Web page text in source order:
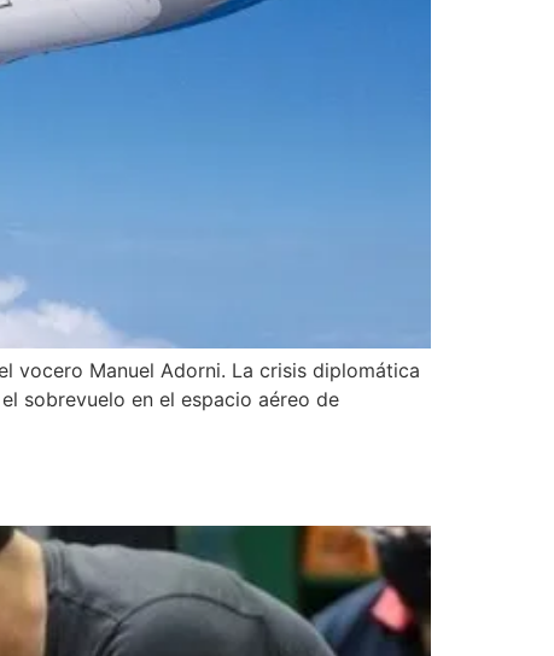
vocero Manuel Adorni. La crisis diplomática
sobrevuelo en el espacio aéreo de